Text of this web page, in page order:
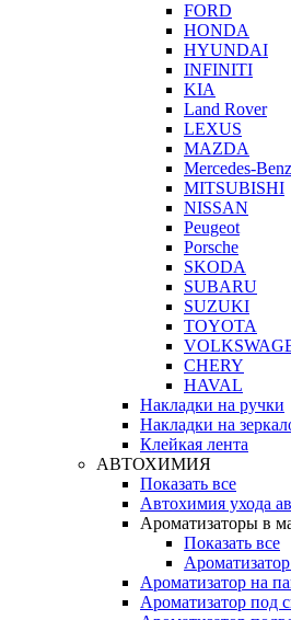
FORD
HONDA
HYUNDAI
INFINITI
KIA
Land Rover
LEXUS
MAZDA
Mercedes-Benz
MITSUBISHI
NISSAN
Peugeot
Porsche
SKODA
SUBARU
SUZUKI
TOYOTA
CHERY
HAVAL
Накладки на ручки
Накладки на
Клейкая лента
АВТОХИМИЯ
Показать все
Автохимия ухода
Ароматизаторы в
Показать все
Ароматизатор на
Ароматизатор под